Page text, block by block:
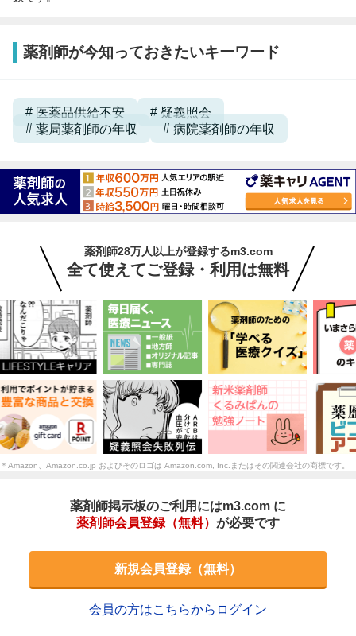
薬剤師が今知っておきたいキーワード
医薬品供給不安
疑義照会
薬局薬剤師の年収
病院薬剤師の年収
薬剤師28万人以上が登録するm3.com
全て使えてご登録・利用は無料
＊Amazon、Amazon.co.jp およびそのロゴは Amazon.com, Inc.またはその関連会社の商標です。
薬剤師掲示板のご利用にはm3.com に
薬剤師会員登録（無料） が必要です
新規会員登録（無料）
会員の方はこちらからログイン